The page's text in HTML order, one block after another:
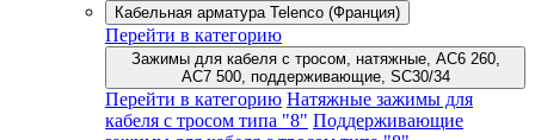
Кабельная арматура Telenco (Франция)
Перейти в категорию
Зажимы для кабеля с тросом, натяжные, AC6 260,
AC7 500, поддерживающие, SC30/34
Перейти в категорию Натяжные зажимы для
кабеля с тросом типа "8" Поддерживающие